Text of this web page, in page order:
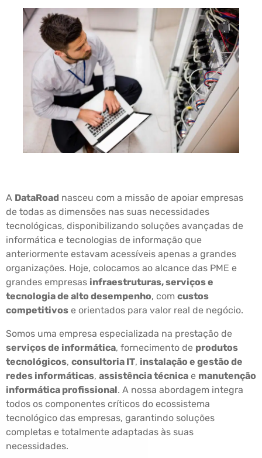
A DataRoad nasceu com a missão de apoiar empresas
de todas as dimensões nas suas necessidades
tecnológicas, disponibilizando soluções avançadas de
informática e tecnologias de informação que
anteriormente estavam acessíveis apenas a grandes
organizações. Hoje, colocamos ao alcance das PME e
grandes empresas infraestruturas, serviços e
tecnologia de alto desempenho, com custos
competitivos e orientados para valor real de negócio.
Somos uma empresa especializada na prestação de
serviços de informática, fornecimento de produtos
tecnológicos, consultoria IT, instalação e gestão de
redes informáticas, assistência técnica e manutenção
informática profissional. A nossa abordagem integra
todos os componentes críticos do ecossistema
tecnológico das empresas, garantindo soluções
completas e totalmente adaptadas às suas
necessidades.